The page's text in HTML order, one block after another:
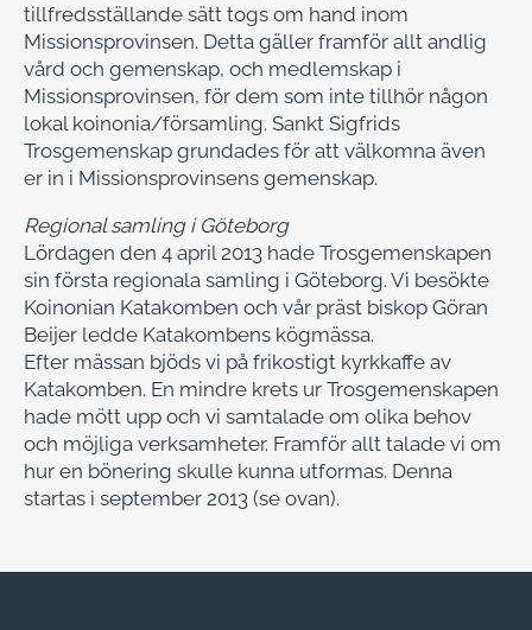
tillfredsställande sätt togs om hand inom
Missionsprovinsen. Detta gäller framför allt andlig
vård och gemenskap, och medlemskap i
Missionsprovinsen, för dem som inte tillhör någon
lokal koinonia/församling. Sankt Sigfrids
Trosgemenskap grundades för att välkomna även
er in i Missionsprovinsens gemenskap.
Regional samling i Göteborg
Lördagen den 4 april 2013 hade Trosgemenskapen
sin första regionala samling i Göteborg. Vi besökte
Koinonian Katakomben och vår präst biskop Göran
Beijer ledde Katakombens kögmässa.
Efter mässan bjöds vi på frikostigt kyrkkaffe av
Katakomben. En mindre krets ur Trosgemenskapen
hade mött upp och vi samtalade om olika behov
och möjliga verksamheter. Framför allt talade vi om
hur en bönering skulle kunna utformas. Denna
startas i september 2013 (se ovan).